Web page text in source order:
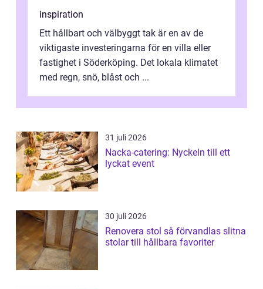
inspiration
Ett hållbart och välbyggt tak är en av de
viktigaste investeringarna för en villa eller
fastighet i Söderköping. Det lokala klimatet
med regn, snö, blåst och ...
31 juli 2026
Nacka-catering: Nyckeln till ett
lyckat event
30 juli 2026
Renovera stol så förvandlas slitna
stolar till hållbara favoriter